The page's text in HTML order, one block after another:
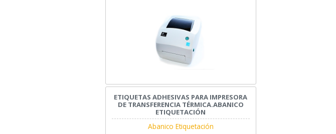
ETIQUETAS ADHESIVAS PARA IMPRESORA
DE TRANSFERENCIA TÉRMICA.ABANICO
ETIQUETACIÓN
Abanico Etiquetación